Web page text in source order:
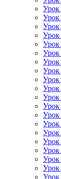
Урок
Урок
Урок
Урок
Урок
Урок
Урок
Урок
Урок
Урок
Урок
Урок
Урок
Урок
Урок
Урок
Урок
Урок
Урок